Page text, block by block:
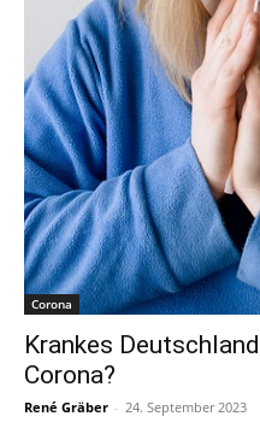
Corona
Krankes
Corona?
René Gräber - 24. September 2023